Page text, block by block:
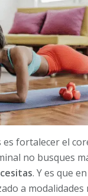
fortalecer el
no busques
. Y es que
a modalidades